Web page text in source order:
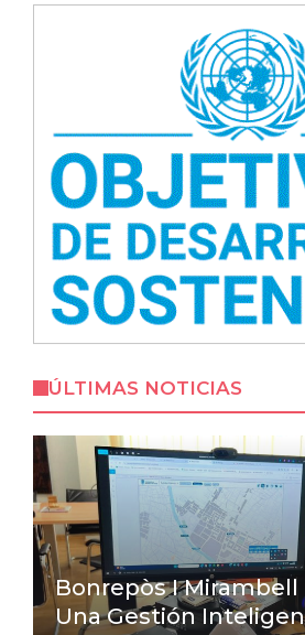
ÚLTIMAS NOTICIAS
Bonrepòs I Mirambell
Una Gestión